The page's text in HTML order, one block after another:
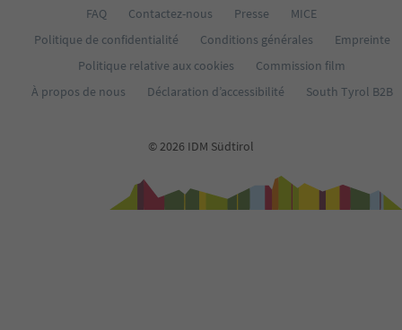
FAQ Contactez-nous Presse
MICE
Politique de confidentialité
Conditions générales
Empreinte
Politique relative aux cookies
Commission film
À propos de nous
Déclaration d’accessibilité South Tyrol B2B
© 2026 IDM Südtirol